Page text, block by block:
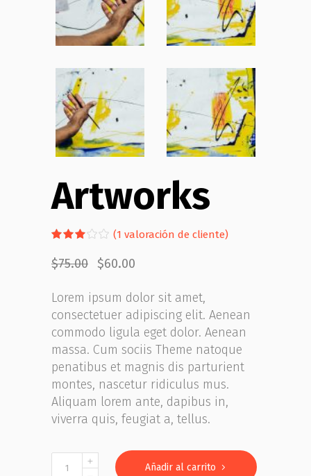
Artworks
Valorado
3.00
de
base
a
1
valoración
de
cliente
(1 valoración de cliente)
$75.00 El
original
era:
$75.00.
$60.00
actual
es:
$60.00.
Lorem ipsum dolor sit amet,
consectetuer adipiscing elit. Aenean
commodo ligula eget dolor. Aenean
massa. Cum sociis Theme natoque
penatibus et magnis dis parturient
montes, nascetur ridiculus mus.
Aliquam lorem ante, dapibus in,
viverra quis, feugiat a, tellus.
Artworks
quantity
Añadir al carrito